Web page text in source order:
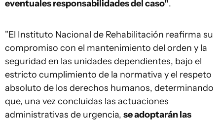
eventuales responsabilidades del caso".
"El Instituto Nacional de Rehabilitación reafirma su
compromiso con el mantenimiento del orden y la
seguridad en las unidades dependientes, bajo el
estricto cumplimiento de la normativa y el respeto
absoluto de los derechos humanos, determinando
que, una vez concluidas las actuaciones
administrativas de urgencia, se adoptarán las